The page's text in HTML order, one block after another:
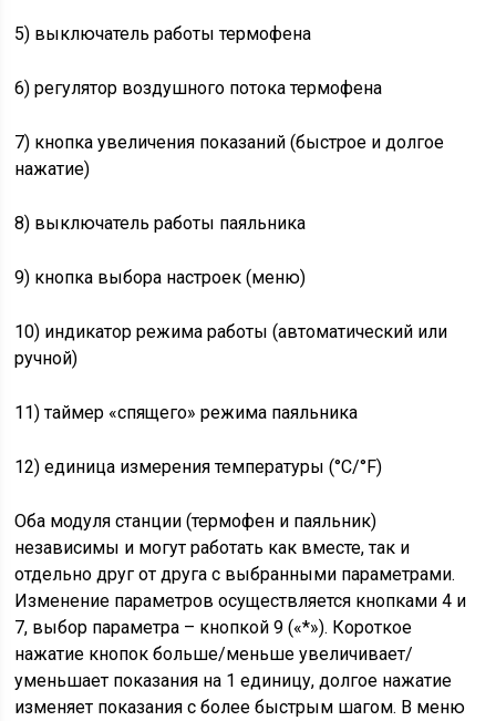
5) выключатель работы термофена
6) регулятор воздушного потока термофена
7) кнопка увеличения показаний (быстрое и долгое
нажатие)
8) выключатель работы паяльника
9) кнопка выбора настроек (меню)
10) индикатор режима работы (автоматический или
ручной)
11) таймер «спящего» режима паяльника
12) единица измерения температуры (°С/°F)
Оба модуля станции (термофен и паяльник)
независимы и могут работать как вместе, так и
отдельно друг от друга с выбранными параметрами.
Изменение параметров осуществляется кнопками 4 и
7, выбор параметра – кнопкой 9 («*»). Короткое
нажатие кнопок больше/меньше увеличивает/
уменьшает показания на 1 единицу, долгое нажатие
изменяет показания с более быстрым шагом. В меню